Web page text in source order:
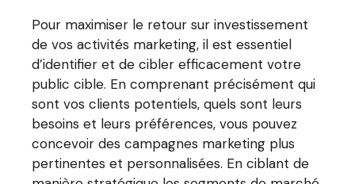
Pour maximiser le retour sur investissement
de vos activités marketing, il est essentiel
d’identifier et de cibler efficacement votre
public cible. En comprenant précisément qui
sont vos clients potentiels, quels sont leurs
besoins et leurs préférences, vous pouvez
concevoir des campagnes marketing plus
pertinentes et personnalisées. En ciblant de